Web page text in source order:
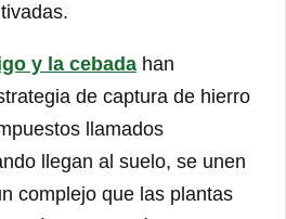
y la cebada han
de captura de hierro
llamados
llegan al suelo, se unen
complejo que las plantas